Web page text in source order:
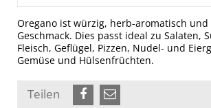
Oregano ist würzig, herb-aromatisch
Geschmack. Dies passt ideal zu Salaten,
Fleisch, Geflügel, Pizzen, Nudel- und
Gemüse und Hülsenfrüchten.
Teilen